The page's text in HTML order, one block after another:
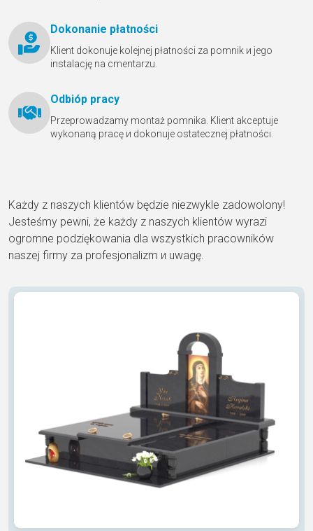
Dokonanie płatności
Klient dokonuje kolejnej płatności za pomnik и jego
instalację na cmentarzu.
Odbióр pracy
Przeprowadzamy montaż pomnika. Klient akceptuje
wykonaną pracę и dokonuje ostatecznej płatności.
Każdy z naszych klientów będzie niezwykle zadowolony!
Jesteśmy pewni, że każdy z naszych klientów wyrazi
ogromne podziękowania dla wszystkich pracowników
naszej firmy za profesjonalizm и uwagę.